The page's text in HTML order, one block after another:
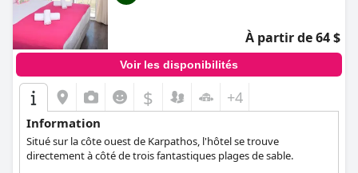
À partir de 64 $
Voir les disponibilités
$ +4
Information
Situé sur la côte ouest de Karpathos, l'hôtel se trouve
directement à côté de trois fantastiques plages de sable.